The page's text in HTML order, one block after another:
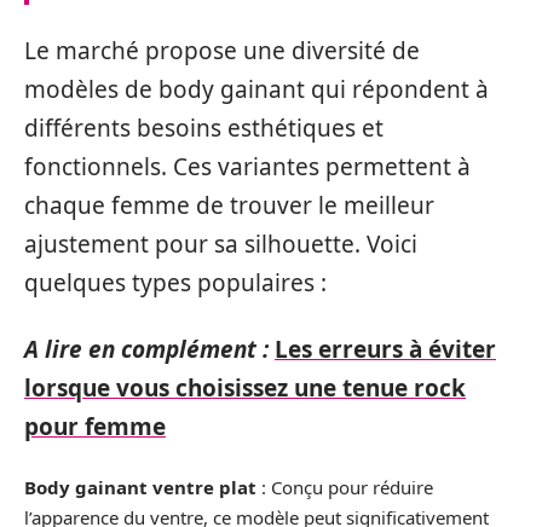
Le marché propose une diversité de
modèles de body gainant qui répondent à
différents besoins esthétiques et
fonctionnels. Ces variantes permettent à
chaque femme de trouver le meilleur
ajustement pour sa silhouette. Voici
quelques types populaires :
A lire en complément : Les erreurs à éviter
lorsque vous choisissez une tenue rock
pour femme
Body gainant ventre plat : Conçu pour réduire
l’apparence du ventre, ce modèle peut significativement